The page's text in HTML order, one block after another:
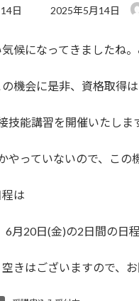
日
最
新
時
:
2025年5月14日
候になってきましたね
機会に是非、資格取得は
技能講習を開催いたしま
やっていないので、この
は
月20日(金)の2日間の日程
きはございますので、